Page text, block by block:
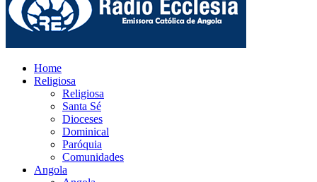
Home
Religiosa
Religiosa
Santa Sé
Dioceses
Dominical
Paróquia
Comunidades
Angola